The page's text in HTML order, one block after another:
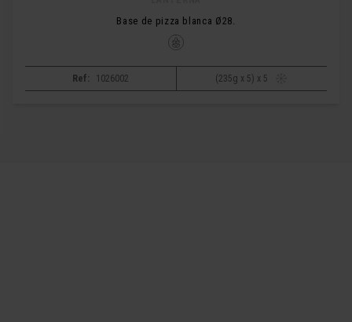
Base de pizza blanca Ø28.
Ref: 1026002 (235g x 5) x 5